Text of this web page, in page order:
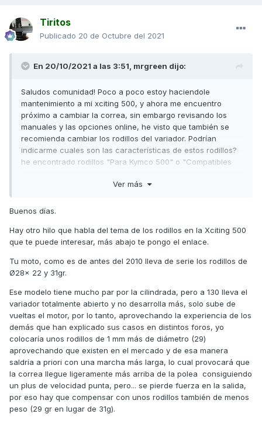
Tiritos
Publicado 20 de Octubre del 2021
En 20/10/2021 a las 3:51, mrgreen dijo:
Saludos comunidad! Poco a poco estoy haciendole
mantenimiento a mi xciting 500, y ahora me encuentro
próximo a cambiar la correa, sin embargo revisando los
manuales y las opciones online, he visto que también se
recomienda cambiar los rodillos del variador. Podrían
indicarme cuales son las características de estos rodillos?
he encontrado rodillos "Para Kymco 500" o "Compatibles
pesos diferentes (lo cual me confunde!!). Solo quiero
500 2008 de carburación. Gracias de antemano!
Ver más
Buenos días.
Hay otro hilo que habla del tema de los rodillos en la Xciting 500
que te puede interesar, más abajo te pongo el enlace.
Tu moto, como es de antes del 2010 lleva de serie los rodillos de
Ø28x 22 y 31gr.
Ese modelo tiene mucho par por la cilindrada, pero a 130 lleva el
variador totalmente abierto y no desarrolla más, solo sube de
vueltas el motor, por lo tanto, aprovechando la experiencia de los
demás que han explicado sus casos en distintos foros, yo
colocaría unos rodillos de 1 mm más de diámetro (29)
aprovechando que existen en el mercado y de esa manera
saldría a priori con una marcha más larga, lo cual provocará que
la correa llegue ligeramente más arriba de la polea consiguiendo
un plus de velocidad punta, pero... se pierde fuerza en la salida,
por eso hay que compensar con unos rodillos también de menos
peso (29 gr en lugar de 31g).